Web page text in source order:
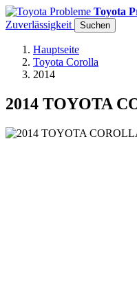
Toyota
Zuverlässigkeit
Suchen
Hauptseite
Toyota Corolla
2014
2014 TOYOTA